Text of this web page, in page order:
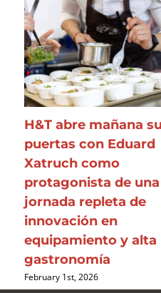
H&T abre mañana
puertas con Eduard
Xatruch como
protagonista de una
jornada repleta de
innovación en
equipamiento y alta
gastronomía
February 1st, 2026